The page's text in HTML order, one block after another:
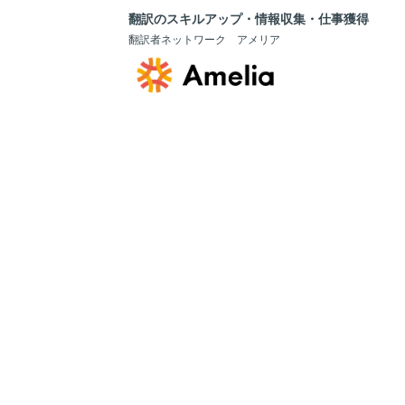
翻訳のスキルアップ・情報収集・仕事獲得
翻訳者ネットワーク アメリア